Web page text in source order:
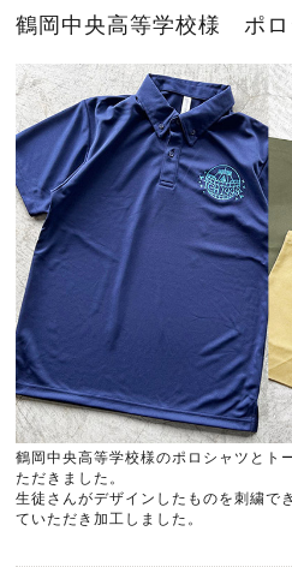
鶴岡中央高等学校様 ポロ
鶴岡中央高等学校様のポロシャツとト
ただきました。
生徒さんがデザインしたものを刺繍で
ていただき加工しました。